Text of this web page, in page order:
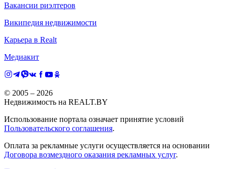
Вакансии риэлтеров
Википедия недвижимости
Карьера в Realt
Медиакит
© 2005 – 2026
Недвижимость на REALT.BY
Использование портала означает принятие условий
Пользовательского соглашения.
Оплата за рекламные услуги осуществляется на основании
Договора возмездного оказания рекламных услуг.